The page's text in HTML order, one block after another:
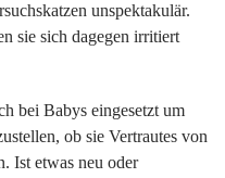
unspektakulär.
sie sich dagegen irritiert
bei Babys eingesetzt um
ob sie Vertrautes von
Ist etwas neu oder